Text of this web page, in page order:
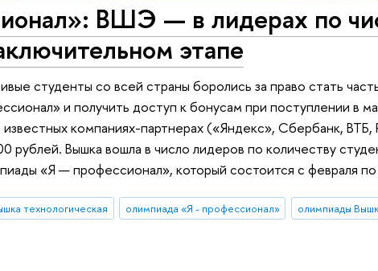
ВШЭ — в лидерах по
этапе
студенты со всей страны боролись за право стать
и получить доступ к бонусам при поступлении в
известных компаниях-партнерах («Яндекс», Сбербанк,
рублей. Вышка вошла в число лидеров по количеству
«Я — профессионал», который состоится с февраля
технологическая олимпиада «Я - профессионал» олимпиады